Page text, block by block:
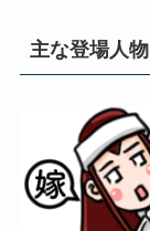
主な登場人物